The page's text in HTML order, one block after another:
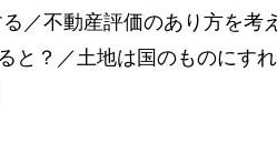
／不動産評価のあり方を考
と？／土地は国のものにす